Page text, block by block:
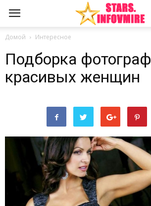
Домой Интересное
Подборка
красивых женщин